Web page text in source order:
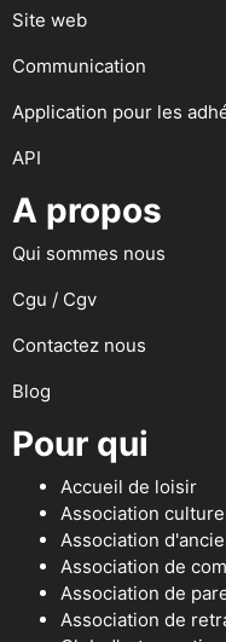
Site web
Communication
Application pour les
API
A propos
Qui sommes nous
Cgu / Cgv
Contactez nous
Blog
Pour qui
Accueil de loisir
Association
Association
Association de
Association de
Association de